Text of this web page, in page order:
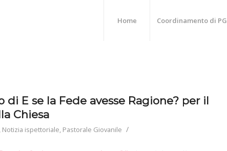
Home Coordinamento di PG
di E se la Fede avesse Ragione? per il
Chiesa
, Notizia ispettoriale, Pastorale Giovanile /